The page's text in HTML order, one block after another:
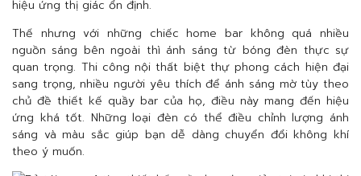
hiệu ứng thị giác ổn định.
Thế nhưng với những chiếc home bar không quá nhiều
nguồn sáng bên ngoài thì ánh sáng từ bóng đèn thực sự
quan trọng. Thi công nội thất biệt thự phong cách hiện đại
sang trọng, nhiều người yêu thích để ánh sáng mờ tùy theo
chủ đề thiết kế quầy bar của họ, điều này mang đến hiệu
ứng khá tốt. Những loại đèn có thể điều chỉnh lượng ánh
sáng và màu sắc giúp bạn dễ dàng chuyển đổi không khí
theo ý muốn.